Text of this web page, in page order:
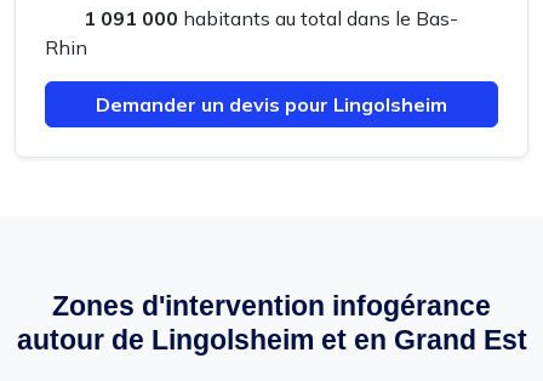
1 091 000 habitants au total dans le Bas-
Rhin
Demander un devis pour Lingolsheim
Zones d'intervention infogérance
autour de Lingolsheim et en Grand Est